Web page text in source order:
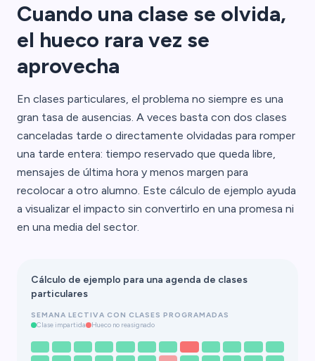
Cuando una clase se olvida,
el hueco rara vez se
aprovecha
En clases particulares, el problema no siempre es una
gran tasa de ausencias. A veces basta con dos clases
canceladas tarde o directamente olvidadas para romper
una tarde entera: tiempo reservado que queda libre,
mensajes de última hora y menos margen para
recolocar a otro alumno. Este cálculo de ejemplo ayuda
a visualizar el impacto sin convertirlo en una promesa ni
en una media del sector.
Cálculo de ejemplo para una agenda de clases
particulares
SEMANA LECTIVA CON CLASES PROGRAMADAS
Clase impartida Hueco no reasignado